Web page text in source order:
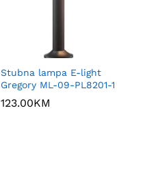
Stubna lampa E-light
Gregory ML-09-PL8201-1
123.00KM